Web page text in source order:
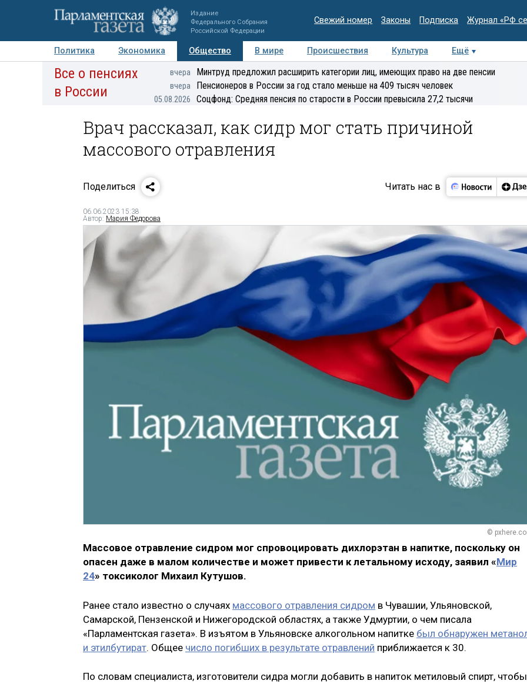
Издание
Федерального Собрания
Российской Федерации
Свежий номер Законы Подписка Журнал «РФ
Политика Экономика Общество В мире Происшествия Культура
Ещё
Авторы Персоны Мнения Регионы Медиацентр Интервью Колумнисты
Все о пенсиях
в России
вчера Минтруд предложил расширить категории лиц, имеющих право на две пенсии
вчера Пенсионеров в России за год стало меньше на 409 тысяч человек
05.08.2026 Соцфонд: Средняя пенсия по старости в России превысила 27,2 тысячи
Врач рассказал, как сидр мог стать причиной
массового отравления
Поделиться Читать нас в
06.06.2023 15:38
Автор: Мария Федорова
©
Массовое отравление сидром мог спровоцировать дихлорэтан в напитке, поскольку он
опасен даже в малом количестве и может привести к летальному исходу, заявил «Мир
24» токсиколог Михаил Кутушов.
Ранее стало известно о случаях массового отравления сидром в Чувашии, Ульяновской,
Самарской, Пензенской и Нижегородской областях, а также Удмуртии, о чем писала
«Парламентская газета». В изъятом в Ульяновске алкогольном напитке был обнаружен
и этилбутират. Общее число погибших в результате отравлений приближается к 30.
По словам специалиста, изготовители сидра могли добавить в напиток метиловый спирт, чтобы